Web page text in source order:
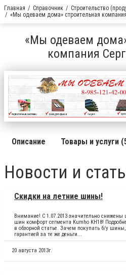
Главная Справочник Строительство
«Мы одеваем дома» строительная
«Мы одеваем
компания
Описание Товары и услуги
Новости и
Скидки на летние шины!
Внимание! С 1.07.2013 значительно
шин комфорт сегмента Kumho KH18!
в обзорной статье. Зачем покупать б/у
гарантией за те же деньги...
20 августа 2013г.